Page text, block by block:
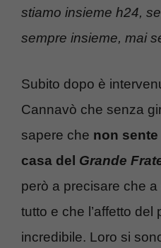
stiamo insieme h24,
sempre insieme, mai
Subito dopo è
Cannavò che senza
sapere che non
casa del Grande
però a precisare che
tutto e che l’affetto del
incredibile. Loro si